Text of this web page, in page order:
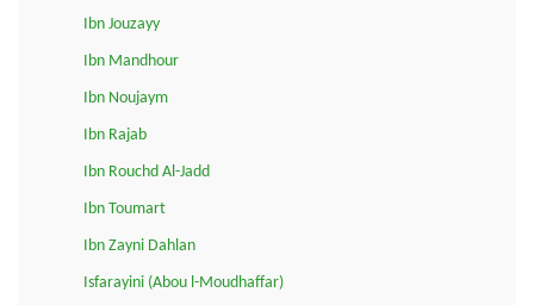
Ibn Jouzayy
Ibn Mandhour
Ibn Noujaym
Ibn Rajab
Ibn Rouchd Al-Jadd
Ibn Toumart
Ibn Zayni Dahlan
Isfarayini (Abou l-Moudhaffar)